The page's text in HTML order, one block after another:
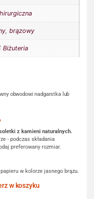
, brązowy
Biżuteria
obwodowi nadgarstka lub
z kamieni naturalnych.
- podczas składania
preferowany rozmiar.
w kolorze jasnego brązu.
w koszyku